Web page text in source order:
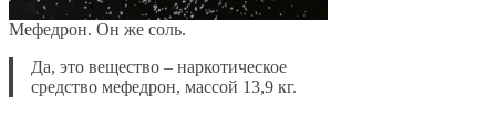
Мефедрон. Он же соль.
Да, это вещество – наркотическое
средство мефедрон, массой 13,9 кг.